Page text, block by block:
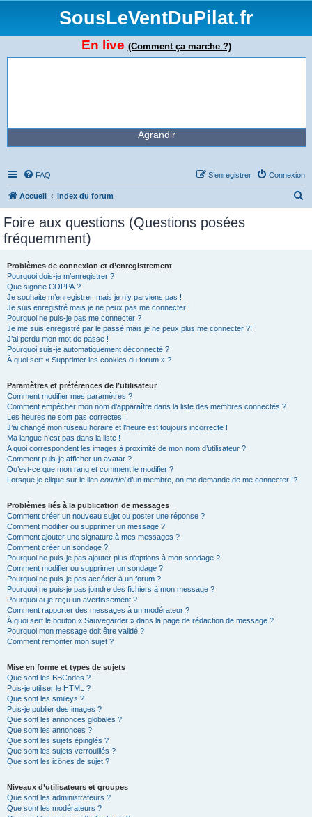
SousLeVentDuPilat.fr
En live (Comment ça marche ?)
Agrandir
FAQ Connexion
S’enregistrer
Accueil Index du forum
Foire aux questions (Questions posées
fréquemment)
Problèmes de connexion et d’enregistrement
Pourquoi dois-je m’enregistrer ?
Que signifie COPPA ?
Je souhaite m’enregistrer, mais je n’y parviens pas !
Je suis enregistré mais je ne peux pas me connecter !
Pourquoi ne puis-je pas me connecter ?
Je me suis enregistré par le passé mais je ne peux plus me connecter ?!
J’ai perdu mon mot de passe !
Pourquoi suis-je automatiquement déconnecté ?
À quoi sert « Supprimer les cookies du forum » ?
Paramètres et préférences de l’utilisateur
Comment modifier mes paramètres ?
Comment empêcher mon nom d’apparaître dans la liste des membres connectés ?
Les heures ne sont pas correctes !
J’ai changé mon fuseau horaire et l’heure est toujours incorrecte !
Ma langue n’est pas dans la liste !
A quoi correspondent les images à proximité de mon nom d’utilisateur ?
Comment puis-je afficher un avatar ?
Qu’est-ce que mon rang et comment le modifier ?
Lorsque je clique sur le lien courrield’un membre, on me demande de me connecter !?
Problèmes liés à la publication de messages
Comment créer un nouveau sujet ou poster une réponse ?
Comment modifier ou supprimer un message ?
Comment ajouter une signature à mes messages ?
Comment créer un sondage ?
Pourquoi ne puis-je pas ajouter plus d’options à mon sondage ?
Comment modifier ou supprimer un sondage ?
Pourquoi ne puis-je pas accéder à un forum ?
Pourquoi ne puis-je pas joindre des fichiers à mon message ?
Pourquoi ai-je reçu un avertissement ?
Comment rapporter des messages à un modérateur ?
À quoi sert le bouton « Sauvegarder » dans la page de rédaction de message ?
Pourquoi mon message doit être validé ?
Comment remonter mon sujet ?
Mise en forme et types de sujets
Que sont les BBCodes ?
Puis-je utiliser le HTML ?
Que sont les smileys ?
Puis-je publier des images ?
Que sont les annonces globales ?
Que sont les annonces ?
Que sont les sujets épinglés ?
Que sont les sujets verrouillés ?
Que sont les icônes de sujet ?
Niveaux d’utilisateurs et groupes
Que sont les administrateurs ?
Que sont les modérateurs ?